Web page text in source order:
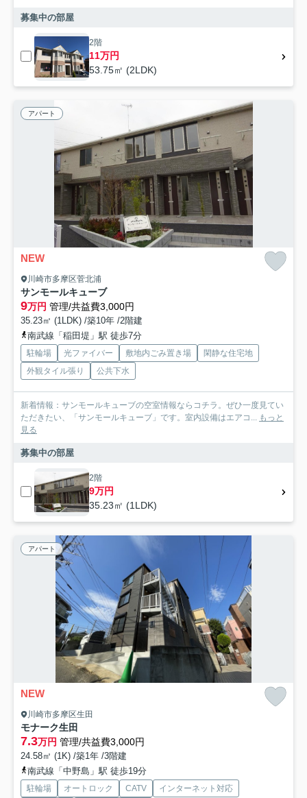
募集中の部屋
2階
11万円
53.75㎡ (2LDK)
アパート
NEW
川崎市多摩区菅北浦
サンモールキューブ
9万円 管理/共益費3,000円
35.23㎡ (1LDK) /築10年 /2階建
南武線「稲田堤」駅 徒歩7分
駐輪場 光ファイバー 敷地内ごみ置き場
閑静な住宅地
外観タイル張り
公共下水
新着情報：サンモールキューブの空室情報ならコチラ。ぜひ一度見てい
ただきたい、「サンモールキューブ」です。室内設備はエアコ...
もっと
見る
募集中の部屋
2階
9万円
35.23㎡ (1LDK)
アパート
NEW
川崎市多摩区生田
モナーク生田
7.3万円 管理/共益費3,000円
24.58㎡ (1K) /築1年 /3階建
南武線「中野島」駅 徒歩19分
駐輪場 オートロック CATV
インターネット対応